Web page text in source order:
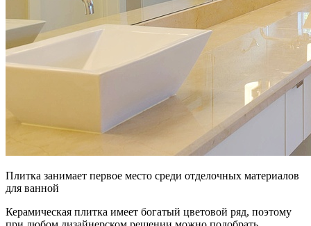
Плитка занимает первое место среди отделочных материалов
для ванной
Керамическая плитка имеет богатый цветовой ряд, поэтому